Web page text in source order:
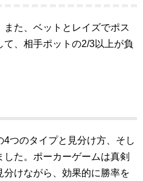
た、ベットとレイズでポス
て、相手ポットの2/3以上が負
つのタイプと見分け方、そし
た。ポーカーゲームは真剣
けながら、効果的に勝率を